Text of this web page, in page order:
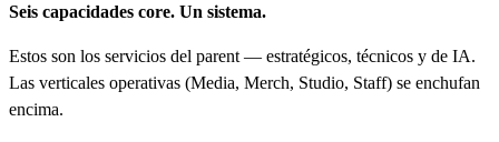
Seis capacidades core. Un sistema.
Estos son los servicios del parent — estratégicos, técnicos y de IA.
Las verticales operativas (Media, Merch, Studio, Staff) se enchufan
encima.